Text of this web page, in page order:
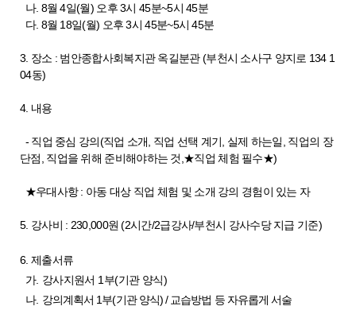
나. 8월 4일(월) 오후 3시 45분~5시 45분
다. 8월 18일(월) 오후 3시 45분~5시 45분
3. 장소 : 범안종합사회복지관 옥길분관 (부천시 소사구 양지로 134 1
04동)
4. 내용
- 직업 중심 강의(직업 소개, 직업 선택 계기, 실제 하는일, 직업의 장
단점, 직업을 위해 준비해야하는 것,★직업 체험 필수★)
★우대사항 : 아동 대상 직업 체험 및 소개 강의 경험이 있는 자
5. 강사비 : 230,000원 (2시간/2급강사/부천시 강사수당 지급 기준)
6. 제출서류
가. 강사지원서 1 부(기관 양식)
나. 강의계획서 1부(기관 양식) / 교습방법 등 자유롭게 서술